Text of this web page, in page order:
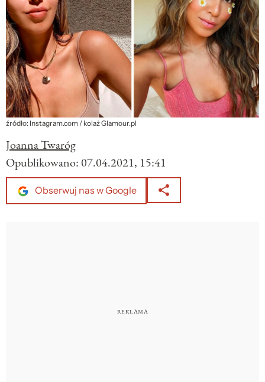
źródło: Instagram.com / kolaż Glamour.pl
Joanna Twaróg
Opublikowano: 07.04.2021, 15:41
Obserwuj nas w Google